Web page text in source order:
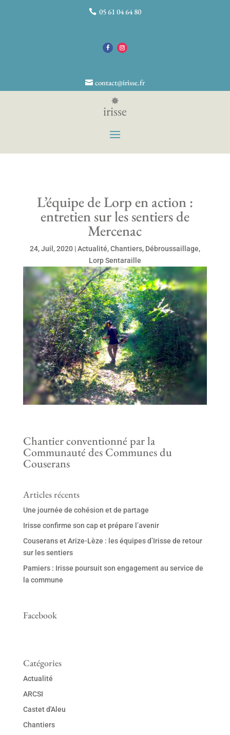
05 61 04 64 80
contact@irisse.fr
irisse
L’équipe de Lorp en action :
entretien sur les sentiers de
Mercenac
24, Juil, 2020|Actualité,Chantiers, Débroussaillage,
Lorp Sentaraille
Chantier conventionné par la
Communauté des Communes du
Couserans
Articles récents
Une journée de cohésion et de partage
Irisse confirme son cap et prépare l’avenir
Couserans et Arize-Lèze : les équipes d’Irisse de retour
sur les sentiers
Pamiers : Irisse poursuit son engagement au service de
la commune
Facebook
Catégories
Actualité
ARCSI
Castet d'Aleu
Chantiers